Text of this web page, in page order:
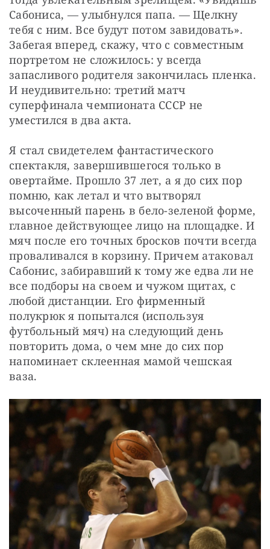
Сабониса, — улыбнулся папа. — Щелкну
тебя с ним. Все будут потом завидовать».
Забегая вперед, скажу, что с совместным
портретом не сложилось: у всегда
запасливого родителя закончилась пленка.
И неудивительно: третий матч
суперфинала чемпионата СССР не
уместился в два акта.
Я стал свидетелем фантастического
спектакля, завершившегося только в
овертайме. Прошло 37 лет, а я до сих пор
помню, как летал и что вытворял
высоченный парень в бело-зеленой форме,
главное действующее лицо на площадке. И
мяч после его точных бросков почти всегда
проваливался в корзину. Причем атаковал
Сабонис, забиравший к тому же едва ли не
все подборы на своем и чужом щитах, с
любой дистанции. Его фирменный
полукрюк я попытался (используя
футбольный мяч) на следующий день
повторить дома, о чем мне до сих пор
напоминает склеенная мамой чешская
ваза.